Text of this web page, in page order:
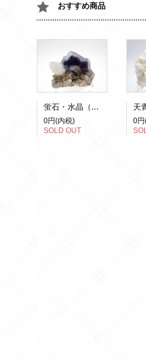
おすすめ商品
蛍石・水晶（蛍光）
0円(内税)
SOLD OUT
0